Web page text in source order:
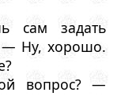
сам задать
— Ну, хорошо.
вопрос? —